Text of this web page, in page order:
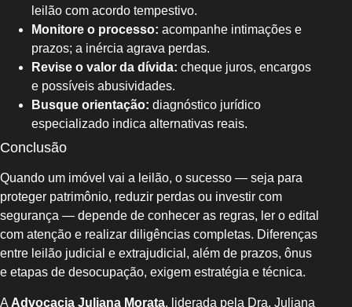
leilão com acordo tempestivo.
Monitore o processo: acompanhe intimações e
prazos; a inércia agrava perdas.
Revise o valor da dívida: cheque juros, encargos
e possíveis abusividades.
Busque orientação: diagnóstico jurídico
especializado indica alternativas reais.
Conclusão
Quando um imóvel vai a leilão, o sucesso — seja para
proteger patrimônio, reduzir perdas ou investir com
segurança — depende de conhecer as regras, ler o edital
com atenção e realizar diligências completas. Diferenças
entre leilão judicial e extrajudicial, além de prazos, ônus
e etapas de desocupação, exigem estratégia e técnica.
A Advocacia Juliana Morata, liderada pela Dra. Juliana